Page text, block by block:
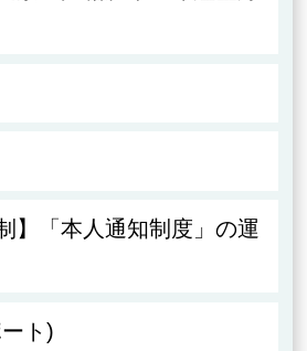
】「本人通知制度」の運
ト)